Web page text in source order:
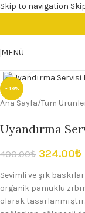
Skip to navigation
MENÜ
- 19%
Ana Sayfa/Tüm
Uyandırma
400.00₺ 324.00₺
Sevimli ve şık
organik pamuklu
olarak